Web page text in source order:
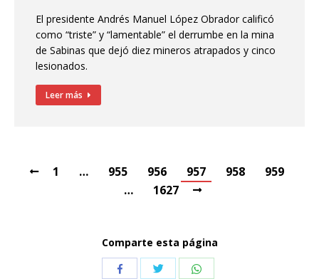
El presidente Andrés Manuel López Obrador calificó
como “triste” y “lamentable” el derrumbe en la mina
de Sabinas que dejó diez mineros atrapados y cinco
lesionados.
Leer más
1 … 955 956 957 958
959
…
1627
Comparte esta página
CompartirCompartirCompartir